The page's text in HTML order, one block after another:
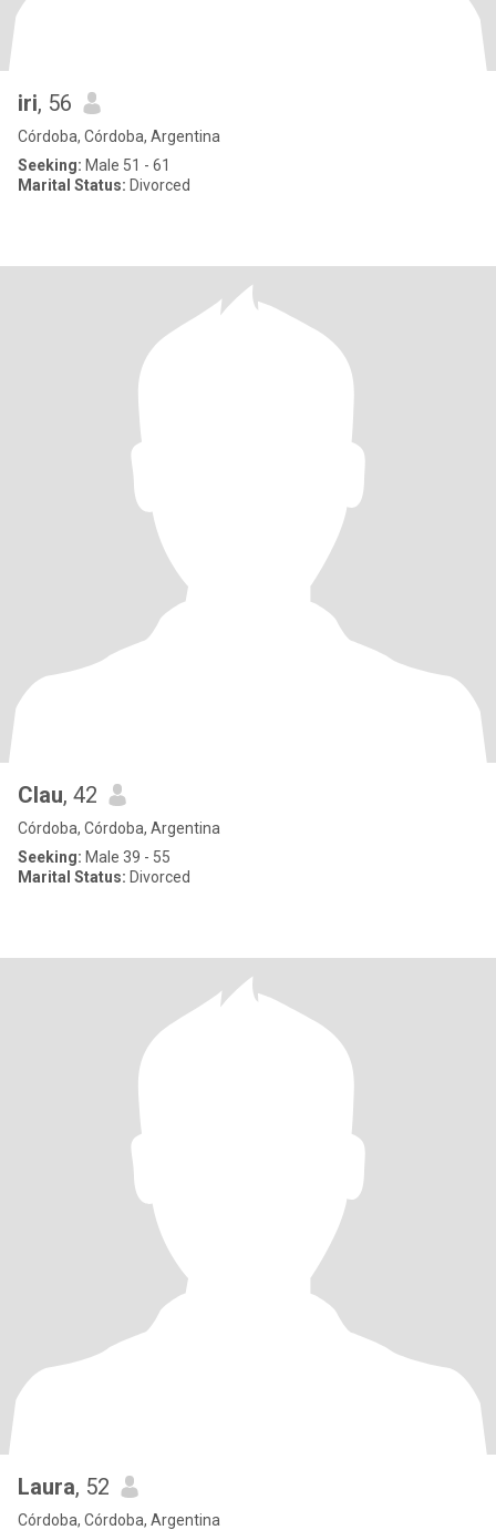
iri, 56
Córdoba, Córdoba, Argentina
Seeking: Male 51 - 61
Marital Status: Divorced
Clau, 42
Córdoba, Córdoba, Argentina
Seeking: Male 39 - 55
Marital Status: Divorced
Laura, 52
Córdoba, Córdoba, Argentina